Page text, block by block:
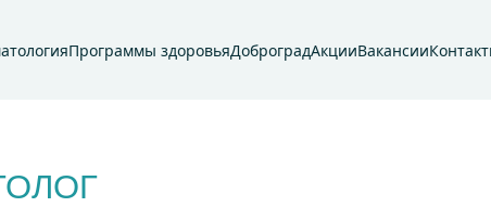
Программы здоровьяДоброградАкцииВакансии